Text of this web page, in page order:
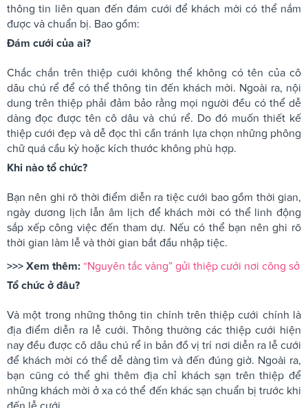
thông tin liên quan đến đám cưới để khách mời có thể nắm
được và chuẩn bị. Bao gồm:
Đám cưới của ai?
Chắc chắn trên thiệp cưới không thể không có tên của cô
dâu chú rể để có thể thông tin đến khách mời. Ngoài ra, nội
dung trên thiệp phải đảm bảo rằng mọi người đều có thể dễ
dàng đọc được tên cô dâu và chú rể. Do đó muốn thiết kế
thiệp cưới đẹp và dễ đọc thì cần tránh lựa chọn những phông
chữ quá cầu kỳ hoặc kích thước không phù hợp.
Khi nào tổ chức?
Bạn nên ghi rõ thời điểm diễn ra tiệc cưới bao gồm thời gian,
ngày dương lịch lẫn âm lịch để khách mời có thể linh động
sắp xếp công việc đến tham dự. Nếu có thể bạn nên ghi rõ
thời gian làm lễ và thời gian bắt đầu nhập tiệc.
>>> Xem thêm: “Nguyên tắc vàng” gửi thiệp cưới nơi công sở
Tổ chức ở đâu?
Và một trong những thông tin chính trên thiệp cưới chính là
địa điểm diễn ra lễ cưới. Thông thường các thiệp cưới hiện
nay đều được cô dâu chú rể in bản đồ vị trí nơi diễn ra lễ cưới
để khách mời có thể dễ dàng tìm và đến đúng giờ. Ngoài ra,
bạn cũng có thể ghi thêm địa chỉ khách sạn trên thiệp để
những khách mời ở xa có thể đến khác sạn chuẩn bị trước khi
đến lễ cưới.